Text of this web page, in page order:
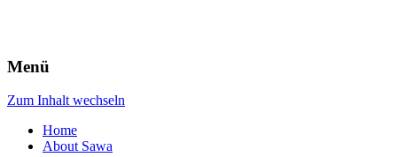
Menü
Zum Inhalt wechseln
Home
About Sawa